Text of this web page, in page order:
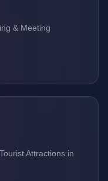
& Meeting
Attractions in